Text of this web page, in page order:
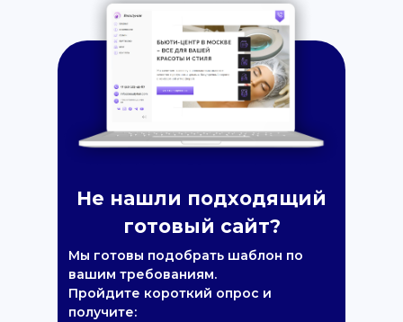
Не нашли подходящий
готовый сайт?
Мы готовы подобрать шаблон по
вашим требованиям.
Пройдите короткий опрос и
получите: